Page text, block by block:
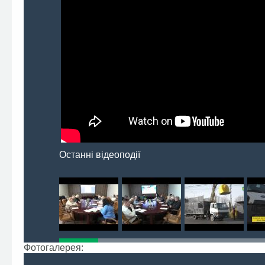
Останні відеоподії
Фотогалерея: